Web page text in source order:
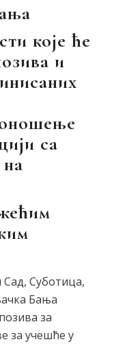
које ће
и
са
Суботица,
Бања
за
за учешће у